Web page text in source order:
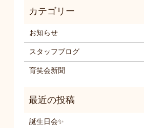
お知らせ
スタッフブログ
育笑会新聞
誕生日会✨